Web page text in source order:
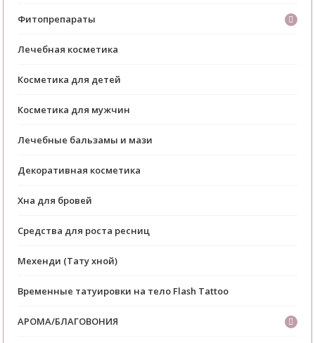
Фитопрепараты
Лечебная косметика
Косметика для детей
Косметика для мужчин
Лечебные бальзамы и мази
Декоративная косметика
Хна для бровей
Средства для роста ресниц
Мехенди (Тату хной)
Временные татуировки на тело Flash Tattoo
АРОМА/БЛАГОВОНИЯ